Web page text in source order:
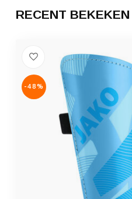
RECENT BEKEKEN
-48%